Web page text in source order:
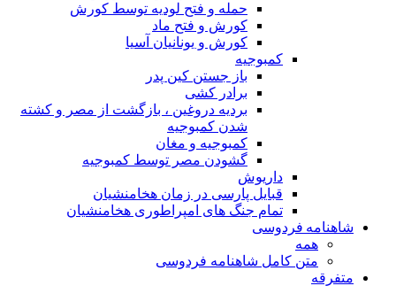
حمله و فتح لودیه توسط کورش
کورش و فتح ماد
کورش و یونانیان آسیا
کمبوجیه
باز جستن کین پدر
برادر کشی
بردیه دروغین ، بازگشت از مصر و کشته
شدن کمبوجیه
کمبوجیه و مغان
گشودن مصر توسط کمبوجیه
داریوش
قبایل پارسی در زمان هخامنشیان
تمام جنگ های امپراطوری هخامنشیان
شاهنامه فردوسی
همه
متن کامل شاهنامه فردوسی
متفرقه